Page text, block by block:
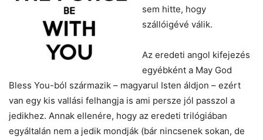
sem hitte, hogy
szállóigévé válik.
Az eredeti angol kifejezés
egyébként a May God
Bless You-ból származik – magyarul Isten áldjon – ezért
van egy kis vallási felhangja is ami persze jól passzol a
jedikhez. Annak ellenére, hogy az eredeti trilógiában
egyáltalán nem a jedik mondják (bár nincsenek sokan, de